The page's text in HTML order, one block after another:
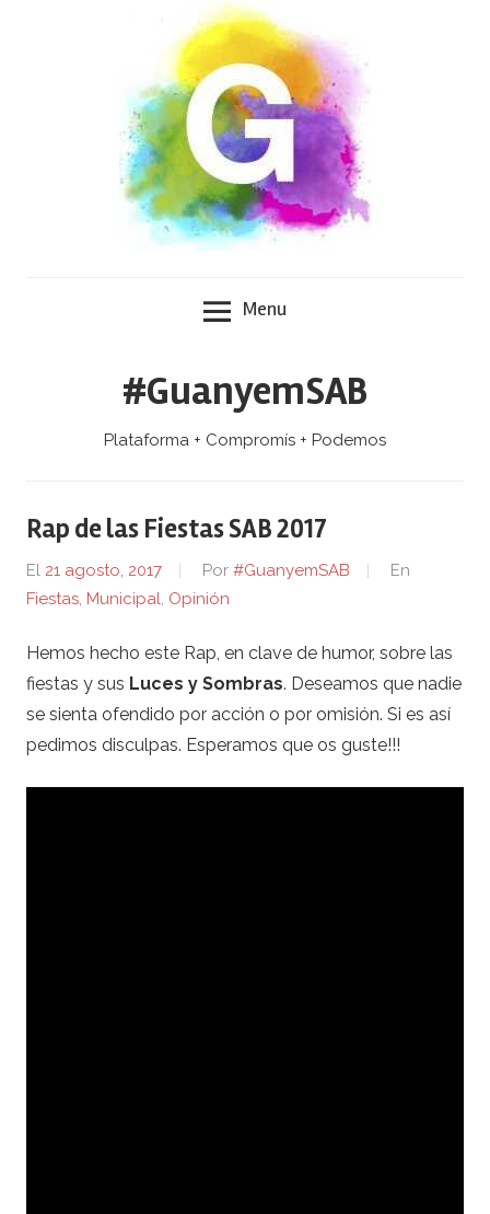
Menu
#GuanyemSAB
Plataforma + Compromís + Podemos
Rap de las Fiestas SAB 2017
El 21 agosto, 2017 Por #GuanyemSAB
En
Fiestas, Municipal, Opinión
Hemos hecho este Rap, en clave de humor, sobre las
fiestas y sus Luces y Sombras. Deseamos que nadie
se sienta ofendido por acción o por omisión. Si es así
pedimos disculpas. Esperamos que os guste!!!